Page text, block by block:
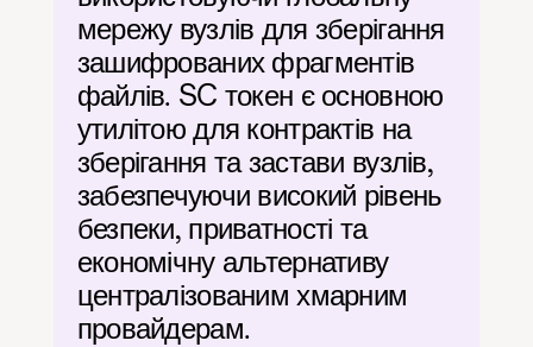
мережу вузлів для зберігання
зашифрованих фрагментів
файлів. SC токен є основною
утилітою для контрактів на
зберігання та застави вузлів,
забезпечуючи високий рівень
безпеки, приватності та
економічну альтернативу
централізованим хмарним
провайдерам.